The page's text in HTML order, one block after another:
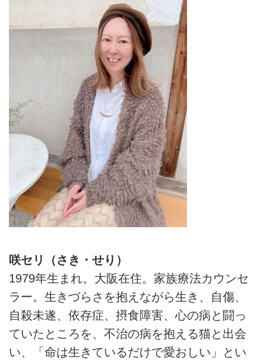
咲セリ（さき・せり）
1979年生まれ。大阪在住。家族療法カウンセ
ラー。生きづらさを抱えながら生き、自傷、
自殺未遂、依存症、摂食障害、心の病と闘っ
ていたところを、不治の病を抱える猫と出会
い、「命は生きているだけで愛おしい」とい